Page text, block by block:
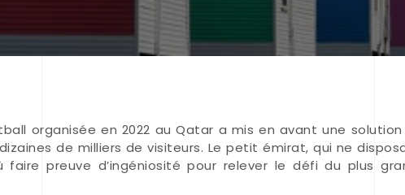
organisée en 2022 au Qatar a mis en avant une
de milliers de visiteurs. Le petit émirat, qui ne
faire preuve d’ingéniosité pour relever le défi du plus